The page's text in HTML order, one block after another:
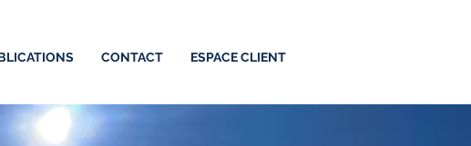
CONTACT ESPACE CLIENT